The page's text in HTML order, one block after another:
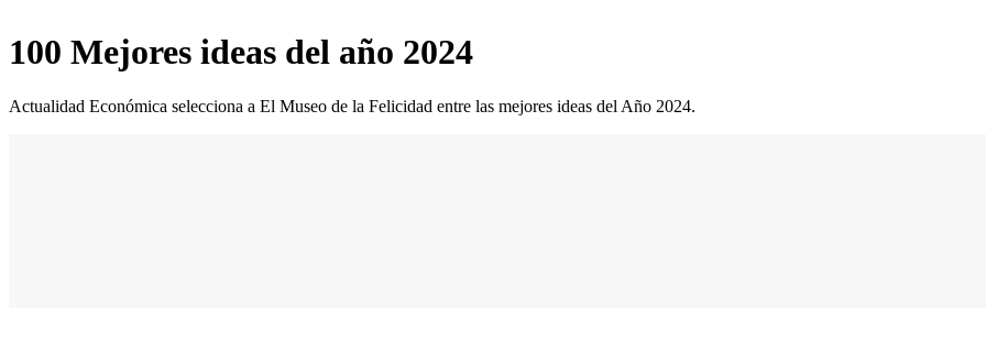
100 Mejores ideas del año 2024
Actualidad Económica selecciona a El Museo de la Felicidad entre las mejores ideas del Año 2024.